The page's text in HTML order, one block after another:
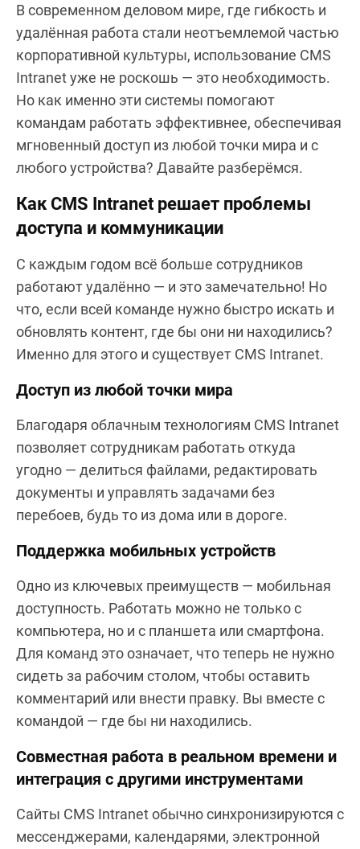
В современном деловом мире, где гибкость и
удалённая работа стали неотъемлемой частью
корпоративной культуры, использование CMS
Intranet уже не роскошь — это необходимость.
Но как именно эти системы помогают
командам работать эффективнее, обеспечивая
мгновенный доступ из любой точки мира и с
любого устройства? Давайте разберёмся.
Как CMS Intranet решает проблемы
доступа и коммуникации
С каждым годом всё больше сотрудников
работают удалённо — и это замечательно! Но
что, если всей команде нужно быстро искать и
обновлять контент, где бы они ни находились?
Именно для этого и существует CMS Intranet.
Доступ из любой точки мира
Благодаря облачным технологиям CMS Intranet
позволяет сотрудникам работать откуда
угодно — делиться файлами, редактировать
документы и управлять задачами без
перебоев, будь то из дома или в дороге.
Поддержка мобильных устройств
Одно из ключевых преимуществ — мобильная
доступность. Работать можно не только с
компьютера, но и с планшета или смартфона.
Для команд это означает, что теперь не нужно
сидеть за рабочим столом, чтобы оставить
комментарий или внести правку. Вы вместе с
командой — где бы ни находились.
Совместная работа в реальном времени и
интеграция с другими инструментами
Сайты CMS Intranet обычно синхронизируются с
мессенджерами, календарями, электронной